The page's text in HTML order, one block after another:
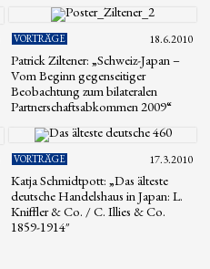
VORTRÄGE 18.6.2010
Patrick Ziltener: „Schweiz-Japan –
Vom Beginn gegenseitiger
Beobachtung zum bilateralen
Partnerschaftsabkommen 2009“
VORTRÄGE 17.3.2010
Katja Schmidtpott: „Das älteste
deutsche Handelshaus in Japan: L.
Kniffler & Co. / C. Illies & Co.
1859-1914″